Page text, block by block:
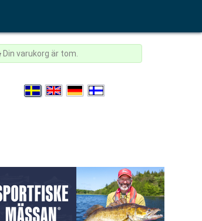
Din varukorg är tom.